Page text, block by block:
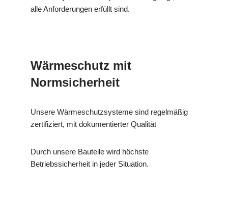
alle Anforderungen erfüllt sind.
Wärmeschutz mit
Normsicherheit
Unsere Wärmeschutzsysteme sind regelmäßig
zertifiziert, mit dokumentierter Qualität
Durch unsere Bauteile wird höchste
Betriebssicherheit in jeder Situation.